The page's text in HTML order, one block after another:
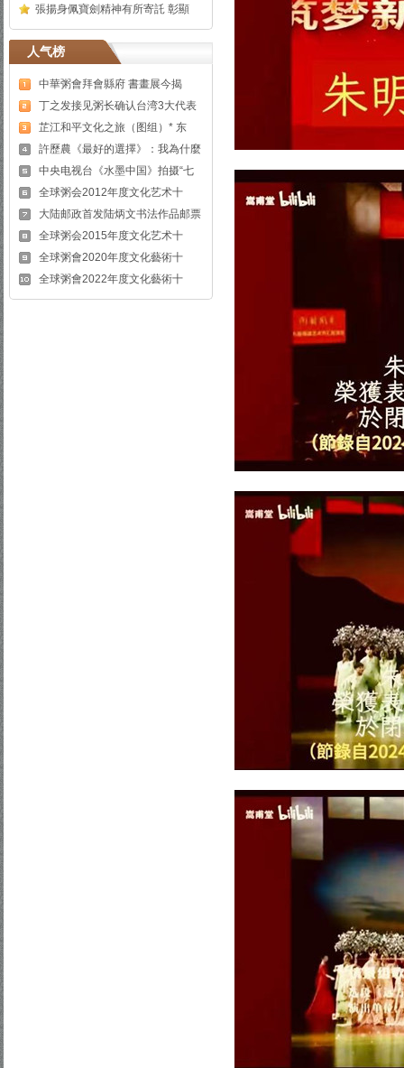
張揚身佩寶劍精神有所寄託 彰顯
人气榜
中華粥會拜會縣府 書畫展今揭
丁之发接见粥长确认台湾3大代表
芷江和平文化之旅（图组）* 东
許歷農《最好的選擇》：我為什麼
中央电视台《水墨中国》拍摄“七
全球粥会2012年度文化艺术十
大陆邮政首发陆炳文书法作品邮票
全球粥会2015年度文化艺术十
全球粥會2020年度文化藝術十
全球粥會2022年度文化藝術十